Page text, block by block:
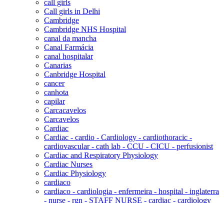
call girls
Call girls in Delhi
Cambridge
Cambridge NHS Hospital
canal da mancha
Canal Farmácia
canal hospitalar
Canarias
Canbridge Hospital
cancer
canhota
capilar
Carcacavelos
Carcavelos
Cardiac
Cardiac - cardio - Cardiology - cardiothoracic -
cardiovascular - cath lab - CCU - CICU - perfusionist
Cardiac and Respiratory Physiology
Cardiac Nurses
Cardiac Physiology
cardiaco
cardiaco - cardiologia - enfermeira - hospital - inglaterra
- nurse - rgn - STAFF NURSE - cardiac - cardiology